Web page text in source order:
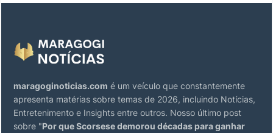
maragoginoticias.com é um veículo que constantemente
apresenta matérias sobre temas de 2026, incluindo Notícias,
Entretenimento e Insights entre outros. Nosso último post
sobre "Por que Scorsese demorou décadas para ganhar